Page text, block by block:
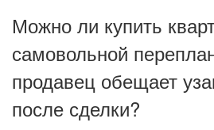
Можно ли купить
самовольной
продавец обещает
после сделки?